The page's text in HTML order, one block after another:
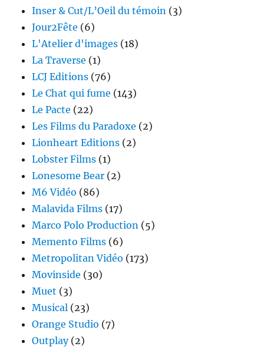
Inser & Cut/L’Oeil du témoin (3)
Jour2Fête (6)
L'Atelier d'images (18)
La Traverse (1)
LCJ Editions (76)
Le Chat qui fume (143)
Le Pacte (22)
Les Films du Paradoxe (2)
Lionheart Editions (2)
Lobster Films (1)
Lonesome Bear (2)
M6 Vidéo (86)
Malavida Films (17)
Marco Polo Production (5)
Memento Films (6)
Metropolitan Vidéo (173)
Movinside (30)
Muet (3)
Musical (23)
Orange Studio (7)
Outplay(2)